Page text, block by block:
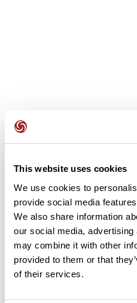
This website uses cookies
We use cookies to
provide social media
We also share information
our social media,
may combine it with other
provided to them or that
of their services.
Ajouter
Découvrez ce parcours de vélo